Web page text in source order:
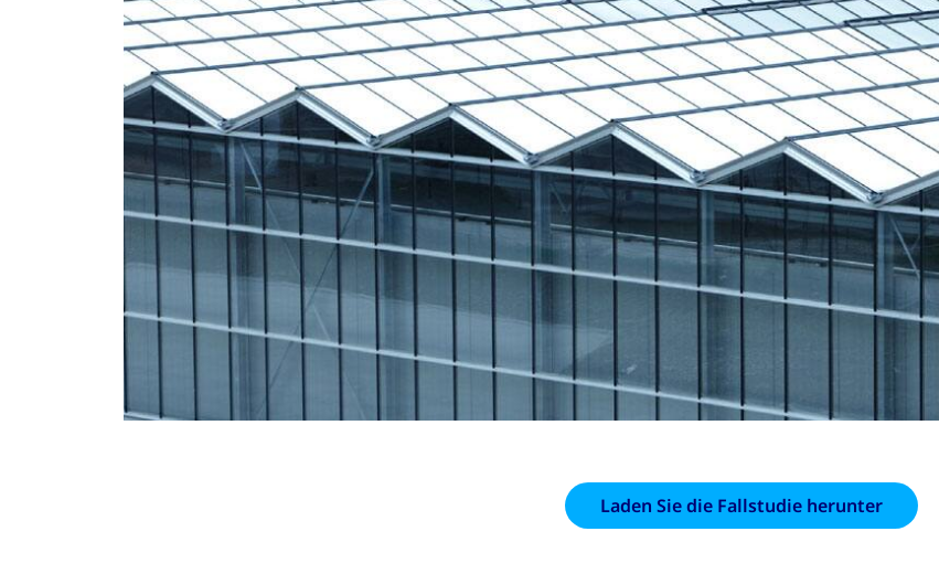
Laden Sie die Fallstudie herunter